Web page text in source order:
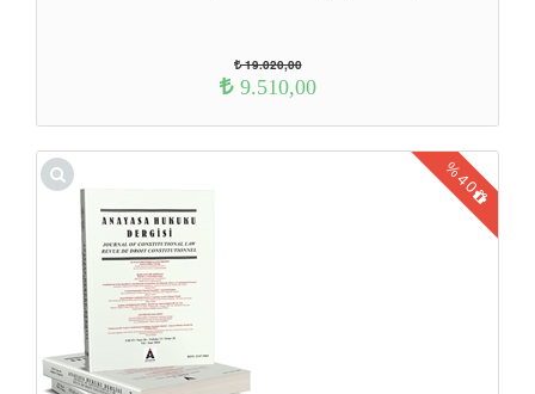
19.020,00
9.510,00
%40